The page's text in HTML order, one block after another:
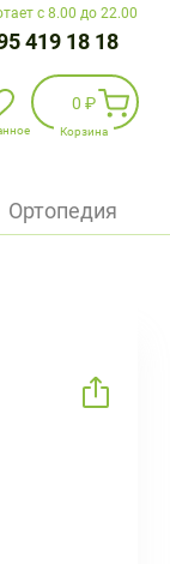
с 8.00 до 22.00
419 18 18
0 ₽
Корзина
Ортопедия